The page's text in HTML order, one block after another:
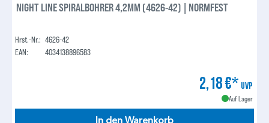
NIGHT LINE SPIRALBOHRER 4,2MM (4626-42) | NORMFEST
Hrst.-Nr.: 4626-42
EAN:
4034138896583
2,18 €* UVP
Auf Lager